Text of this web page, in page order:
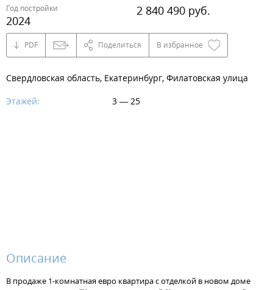
Год постройки
2024
2 840 490 руб.
PDF Поделиться В избранное
Свердловская область, Екатеринбург, Филатовская улица
Этажей:
3 — 25
Описание
В продаже 1-комнатная евро квартира с отделкой в новом доме